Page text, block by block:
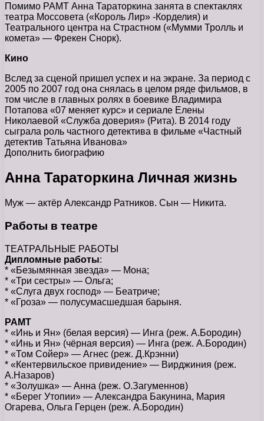
Помимо РАМТ Анна Тараторкина занята в спектаклях
театра Моссовета («Король Лир» -Корделия) и
Театрального центра на Страстном («Мумми Тролль и
комета» — Фрекен Снорк).
Кино
Вслед за сценой пришел успех и на экране. За период с
2005 по 2007 год она снялась в целом ряде фильмов, в
том числе в главных ролях в боевике Владимира
Потапова «07 меняет курс» и сериале Елены
Николаевой «Служба доверия» (Рита). В 2014 году
сыграла роль частного детектива в фильме «Частный
детектив Татьяна Иванова»
Дополнить биографию
Анна Тараторкина Личная жизнь
Муж — актёр Александр Ратников. Сын — Никита.
Работы в театре
ТЕАТРАЛЬНЫЕ РАБОТЫ
Дипломные работы:
* «Безымянная звезда» — Мона;
* «Три сестры» — Ольга;
* «Слуга двух господ» — Беатриче;
* «Гроза» — полусумасшедшая барыня.
РАМТ
* «Инь и Ян» (белая версия) — Инга (реж. А.Бородин)
* «Инь и Ян» (чёрная версия) — Инга (реж. А.Бородин)
* «Том Сойер» — Агнес (реж. Д.Крэнни)
* «Кентервильское привидение» — Вирджиния (реж.
А.Назаров)
* «Золушка» — Анна (реж. О.Загуменнов)
* «Берег Утопии» — Александра Бакунина, Мария
Огарева, Ольга Герцен (реж. А.Бородин)